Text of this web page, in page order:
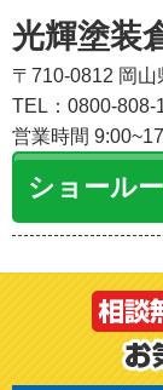
光輝塗装
〒710-0812 岡
TEL：0800-808-
営業時間
ショール